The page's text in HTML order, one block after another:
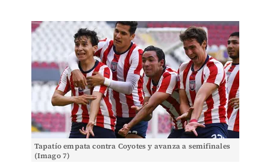
Tapatío empata contra Coyotes y avanza a semifinales
(Imago 7)